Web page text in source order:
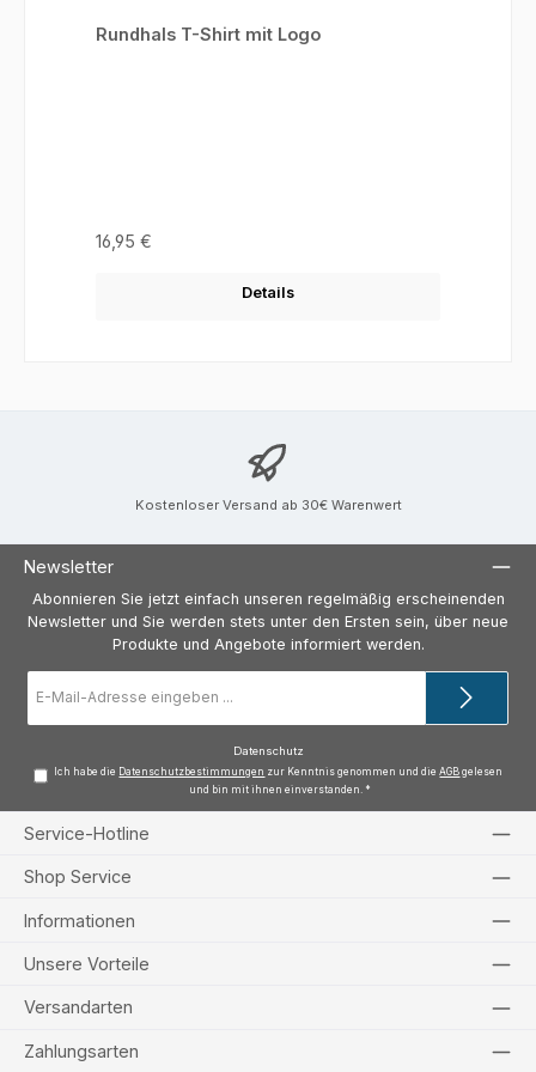
Rundhals T-Shirt mit Logo
Regulärer Preis:
16,95 €
Details
Kostenloser Versand ab 30€ Warenwert
Newsletter
Abonnieren Sie jetzt einfach unseren regelmäßig erscheinenden
Newsletter und Sie werden stets unter den Ersten sein, über neue
Produkte und Angebote informiert werden.
Mail-
Datenschutz
Ich habe die Datenschutzbestimmungen zur Kenntnis genommen und dieAGB gelesen
und bin mit ihnen einverstanden. *
Service-Hotline
Shop Service
Informationen
Unsere Vorteile
Versandarten
Zahlungsarten